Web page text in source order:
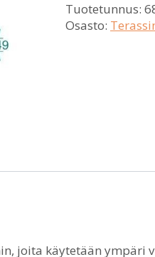
Tuotetunnus:
Osasto:
joita käytetään ympäri